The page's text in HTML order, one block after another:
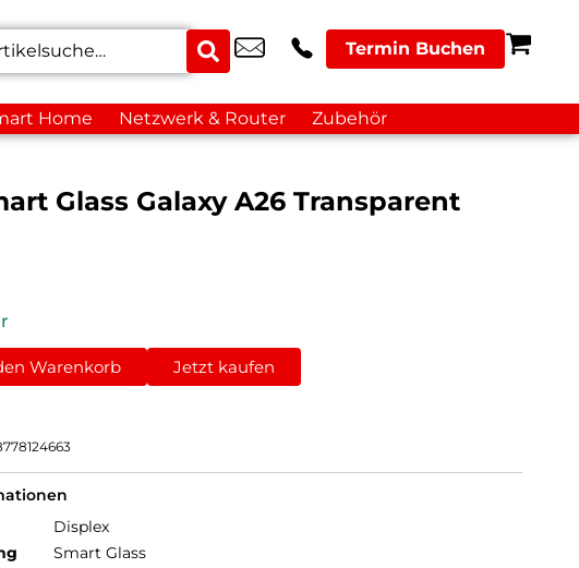
Termin Buchen
Home Netzwerk & Router Zubehör
Glass Galaxy A26 Transparent
Warenkorb Jetzt kaufen
Displex
Smart Glass